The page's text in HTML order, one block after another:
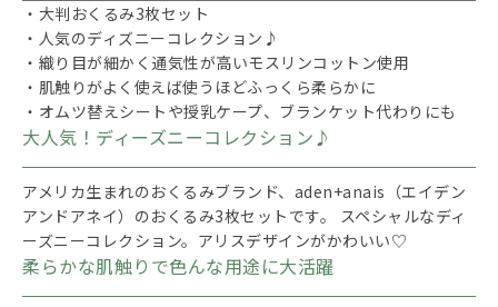
・大判おくるみ3枚セット
・人気のディズニーコレクション♪
・織り目が細かく通気性が高いモスリンコットン使用
・肌触りがよく使えば使うほどふっくら柔らかに
・オムツ替えシートや授乳ケープ、ブランケット代わりにも
大人気！ディーズニーコレクション♪
アメリカ生まれのおくるみブランド、aden+anais（エイデン
アンドアネイ）のおくるみ3枚セットです。 スペシャルなディ
ーズニーコレクション。アリスデザインがかわいい♡
柔らかな肌触りで色んな用途に大活躍